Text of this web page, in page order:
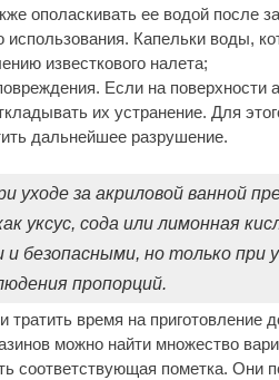
ополаскивать ее водой после
использования. Капельки воды,
известкового налета;
Если на поверхности
их устранение. Для
дальнейшее разрушение.
уходе за акриловой ванной
уксус, сода или лимонная
но только при
пропорций.
тратить время на приготовление
можно найти множество
соответствующая пометка. Они